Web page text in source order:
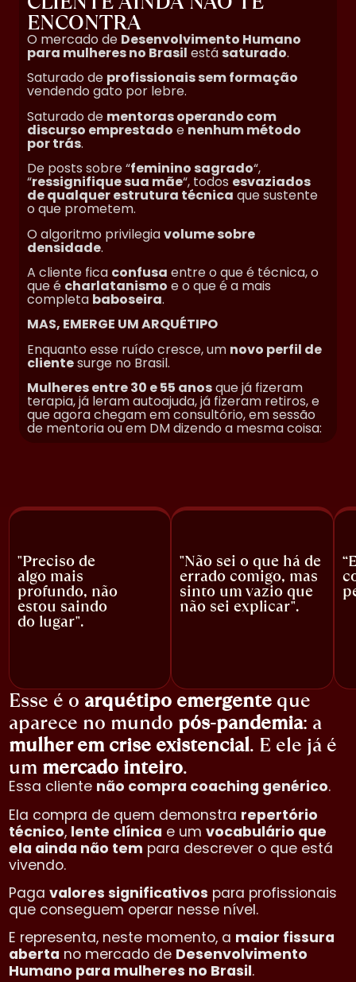
ENCONTRA
O mercado de Desenvolvimento Humano
para mulheres no Brasil está saturado.
Saturado de profissionais sem formação
vendendo gato por lebre.
Saturado de mentoras operando com
discurso emprestado enenhum método
por trás.
De posts sobre “feminino sagrado“,
“ressignifique sua mãe“, todos esvaziados
de qualquer estrutura técnica que sustente
o que prometem.
O algoritmo privilegiavolume sobre
densidade.
A cliente fica confusa entre o que é técnica, o
que é charlatanismo e o que é a mais
completa baboseira.
MAS, EMERGE UM ARQUÉTIPO
Enquanto esse ruído cresce, um novo perfil de
clientesurge no Brasil.
Mulheres entre 30 e 55 anosque já fizeram
terapia, já leram autoajuda, já fizeram retiros, e
que agora chegam em consultório, em sessão
de mentoria ou em DM dizendo a mesma coisa:
"Preciso de
algo mais
profundo, não
estou saindo
do lugar".
"Não sei o que há de
errado comigo, mas
sinto um vazio que
não sei explicar".
Esse é o arquétipo emergente que
aparece no mundo pós-pandemia: a
mulher em crise existencial. E ele já é
um mercado inteiro.
Essa cliente não compra coaching genérico.
Ela compra de quem demonstra repertório
técnico, lente clínica e umvocabulário que
ela ainda não tem para descrever o que está
vivendo.
Pagavalores significativos para profissionais
que conseguem operar nesse nível.
E representa, neste momento, a maior fissura
aberta no mercado de Desenvolvimento
Humano para mulheres no Brasil.